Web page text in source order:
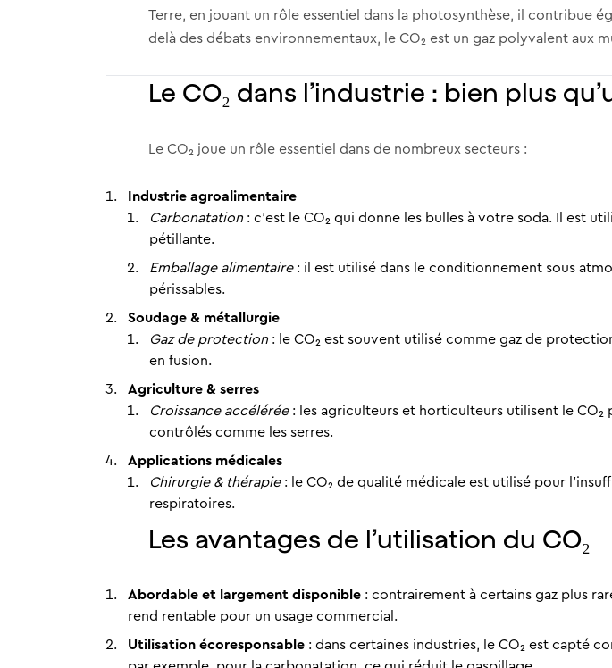
Terre, en jouant un rôle essentiel dans la photosynthèse, il contribue
delà des débats environnementaux, le CO₂ est un gaz polyvalent aux
Le CO₂ dans l’industrie : bien plus
Le CO₂ joue un rôle essentiel dans de nombreux secteurs :
Industrie agroalimentaire
Carbonatation: c’est le CO₂ qui donne les bulles à votre soda. Il est
pétillante.
Emballage alimentaire: il est utilisé dans le conditionnement sous
périssables.
Soudage & métallurgie
Gaz de protection: le CO₂ est souvent utilisé comme gaz de
en fusion.
Agriculture & serres
Croissance accélérée: les agriculteurs et horticulteurs utilisent le CO₂
contrôlés comme les serres.
Applications médicales
Chirurgie & thérapie: le CO₂ de qualité médicale est utilisé pour
respiratoires.
Les avantages de l’utilisation du CO₂
Abordable et largement disponible: contrairement à certains gaz plus
rend rentable pour un usage commercial.
Utilisation écoresponsable: dans certaines industries, le CO₂ est capté